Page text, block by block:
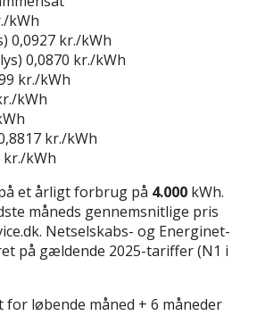
kWh
0,0927 kr./kWh
0,0870 kr./kWh
kr./kWh
kWh
kr./kWh
kr./kWh
et årligt forbrug på 4.000 kWh.
måneds gennemsnitlige pris
Netselskabs- og Energinet-
på gældende 2025-tariffer (N1 i
for løbende måned + 6 måneder